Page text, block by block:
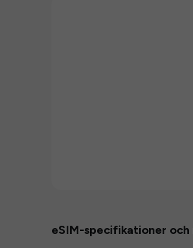
eSIM-specifikationer